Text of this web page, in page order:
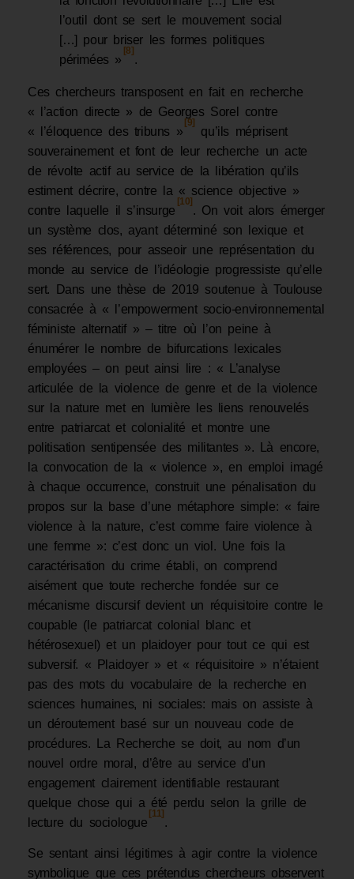
l’outil dont se sert le mouvement social
[…] pour briser les formes politiques
périmées »
[8]
.
Ces chercheurs transposent en fait en recherche
« l’action directe » de Georges Sorel contre
« l’éloquence des tribuns »
[9]
qu’ils méprisent
souverainement et font de leur recherche un acte
de révolte actif au service de la libération qu’ils
estiment décrire, contre la « science objective »
contre laquelle il s’insurge
[10]
. On voit alors émerger
un système clos, ayant déterminé son lexique et
ses références, pour asseoir une représentation du
monde au service de l’idéologie progressiste qu’elle
sert. Dans une thèse de 2019 soutenue à Toulouse
consacrée à « l’empowerment socio-environnemental
féministe alternatif » – titre où l’on peine à
énumérer le nombre de bifurcations lexicales
employées – on peut ainsi lire : « L’analyse
articulée de la violence de genre et de la violence
sur la nature met en lumière les liens renouvelés
entre patriarcat et colonialité et montre une
politisation sentipensée des militantes ». Là encore,
la convocation de la « violence », en emploi imagé
à chaque occurrence, construit une pénalisation du
propos sur la base d’une métaphore simple: « faire
violence à la nature, c’est comme faire violence à
une femme »: c’est donc un viol. Une fois la
caractérisation du crime établi, on comprend
aisément que toute recherche fondée sur ce
mécanisme discursif devient un réquisitoire contre le
coupable (le patriarcat colonial blanc et
hétérosexuel) et un plaidoyer pour tout ce qui est
subversif. « Plaidoyer » et « réquisitoire » n’étaient
pas des mots du vocabulaire de la recherche en
sciences humaines, ni sociales: mais on assiste à
un déroutement basé sur un nouveau code de
procédures. La Recherche se doit, au nom d’un
nouvel ordre moral, d’être au service d’un
engagement clairement identifiable restaurant
quelque chose qui a été perdu selon la grille de
lecture du sociologue
[11]
.
Se sentant ainsi légitimes à agir contre la violence
symbolique que ces prétendus chercheurs observent